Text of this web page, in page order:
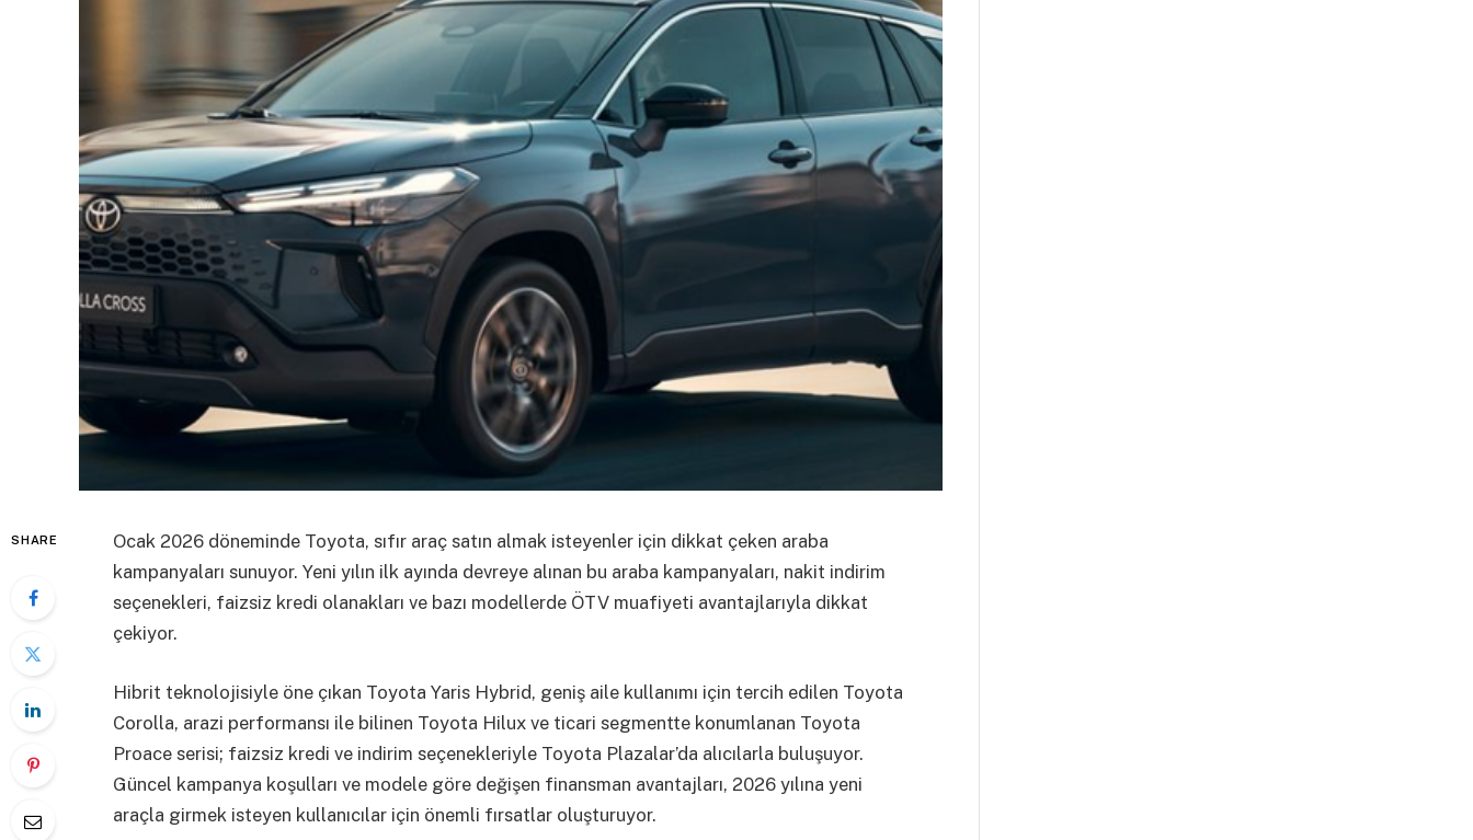
SHARE
Ocak 2026 döneminde Toyota, sıfır araç satın almak isteyenler için dikkat çeken araba
kampanyaları sunuyor. Yeni yılın ilk ayında devreye alınan bu araba kampanyaları, nakit indirim
seçenekleri, faizsiz kredi olanakları ve bazı modellerde ÖTV muafiyeti avantajlarıyla dikkat
çekiyor.
Hibrit teknolojisiyle öne çıkan Toyota Yaris Hybrid, geniş aile kullanımı için tercih edilen Toyota
Corolla, arazi performansı ile bilinen Toyota Hilux ve ticari segmentte konumlanan Toyota
Proace serisi; faizsiz kredi ve indirim seçenekleriyle Toyota Plazalar’da alıcılarla buluşuyor.
Güncel kampanya koşulları ve modele göre değişen finansman avantajları, 2026 yılına yeni
araçla girmek isteyen kullanıcılar için önemli fırsatlar oluşturuyor.